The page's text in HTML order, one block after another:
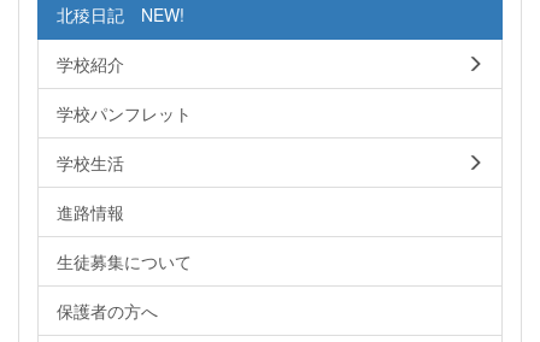
北稜日記 NEW!
学校紹介
学校パンフレット
学校生活
進路情報
生徒募集について
保護者の方へ